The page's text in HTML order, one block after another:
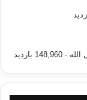
- 148,960 بازدید